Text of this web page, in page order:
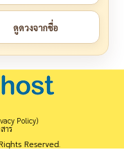
ดูดวงจากชื่อ
Policy)
าร
Reserved.